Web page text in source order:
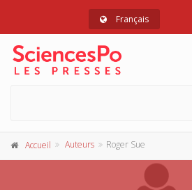
Français
Accueil Auteurs Roger Sue